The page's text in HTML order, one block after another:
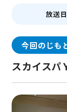
放送
今回のじも
スカイスパ